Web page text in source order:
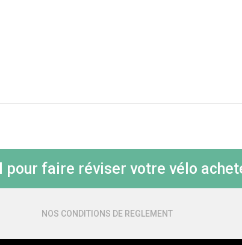
faire réviser votre vélo
NOS CONDITIONS DE REGLEMENT